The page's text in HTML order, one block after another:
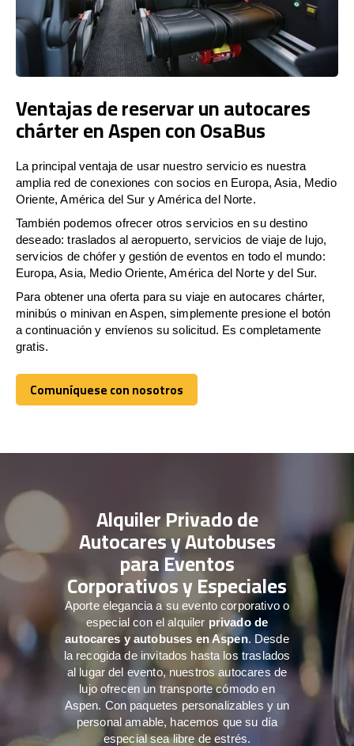
Ventajas de reservar un autocares
chárter en Aspen con OsaBus
La principal ventaja de usar nuestro servicio es nuestra
amplia red de conexiones con socios en Europa, Asia, Medio
Oriente, América del Sur y América del Norte.
También podemos ofrecer otros servicios en su destino
deseado: traslados al aeropuerto, servicios de viaje de lujo,
servicios de chófer y gestión de eventos en todo el mundo:
Europa, Asia, Medio Oriente, América del Norte y del Sur.
Para obtener una oferta para su viaje en autocares chárter,
minibús o minivan en Aspen, simplemente presione el botón
a continuación y envíenos su solicitud. Es completamente
gratis.
Comuníquese con nosotros
Comuníquese con nosotros
Alquiler Privado de
Autocares y Autobuses
para Eventos
Corporativos y Especiales
Aporte elegancia a su evento corporativo o
especial con el alquiler privado de
autocares y autobuses en Aspen. Desde
la recogida de invitados hasta los traslados
al lugar del evento, nuestros autocares de
lujo ofrecen un transporte cómodo en
Aspen. Con paquetes personalizables y un
personal amable, hacemos que su día
especial sea libre de estrés.